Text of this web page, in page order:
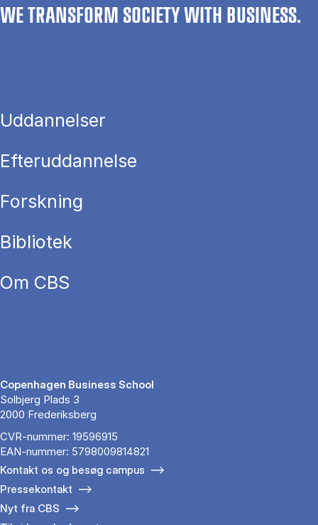
WE TRANSFORM SOCIETY WITH BUSINESS.
Uddannelser
Efteruddannelse
Forskning
Bibliotek
Om CBS
Copenhagen Business School
Solbjerg Plads 3
2000 Frederiksberg
CVR-nummer: 19596915
EAN-nummer: 5798009814821
Kontakt os og besøg campus
Pressekontakt
Nyt fra CBS